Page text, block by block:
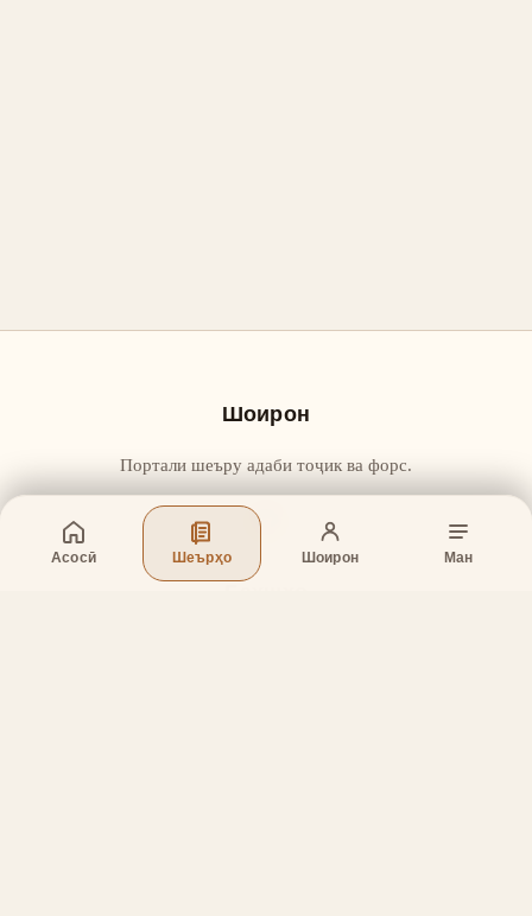
Асосӣ Шеърҳо Шоирон Ман
Шоирон
Портали шеъру адаби тоҷик ва форс.